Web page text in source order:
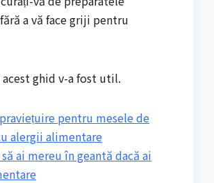
a vă face griji pentru
acest ghid v-a fost util.
pentru mesele de
alergii alimentare
ai mereu în geantă dacă ai